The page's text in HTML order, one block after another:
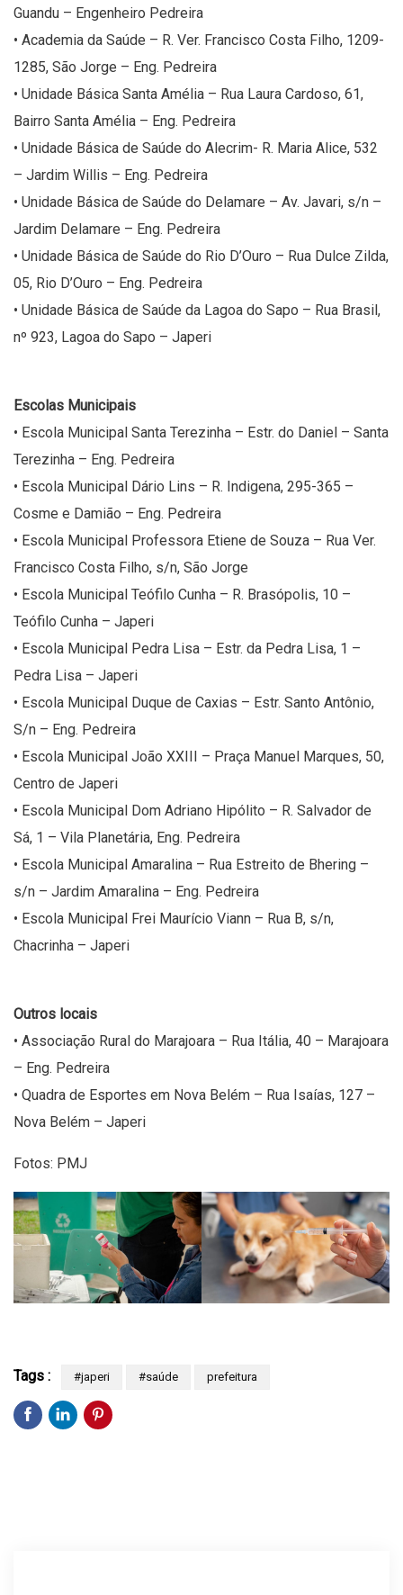
Guandu – Engenheiro Pedreira
• Academia da Saúde – R. Ver. Francisco Costa Filho, 1209-
1285, São Jorge – Eng. Pedreira
• Unidade Básica Santa Amélia – Rua Laura Cardoso, 61,
Bairro Santa Amélia – Eng. Pedreira
• Unidade Básica de Saúde do Alecrim- R. Maria Alice, 532
– Jardim Willis – Eng. Pedreira
• Unidade Básica de Saúde do Delamare – Av. Javari, s/n –
Jardim Delamare – Eng. Pedreira
• Unidade Básica de Saúde do Rio D’Ouro – Rua Dulce Zilda,
05, Rio D’Ouro – Eng. Pedreira
• Unidade Básica de Saúde da Lagoa do Sapo – Rua Brasil,
nº 923, Lagoa do Sapo – Japeri
Escolas Municipais
• Escola Municipal Santa Terezinha – Estr. do Daniel – Santa
Terezinha – Eng. Pedreira
• Escola Municipal Dário Lins – R. Indigena, 295-365 –
Cosme e Damião – Eng. Pedreira
• Escola Municipal Professora Etiene de Souza – Rua Ver.
Francisco Costa Filho, s/n, São Jorge
• Escola Municipal Teófilo Cunha – R. Brasópolis, 10 –
Teófilo Cunha – Japeri
• Escola Municipal Pedra Lisa – Estr. da Pedra Lisa, 1 –
Pedra Lisa – Japeri
• Escola Municipal Duque de Caxias – Estr. Santo Antônio,
S/n – Eng. Pedreira
• Escola Municipal João XXIII – Praça Manuel Marques, 50,
Centro de Japeri
• Escola Municipal Dom Adriano Hipólito – R. Salvador de
Sá, 1 – Vila Planetária, Eng. Pedreira
• Escola Municipal Amaralina – Rua Estreito de Bhering –
s/n – Jardim Amaralina – Eng. Pedreira
• Escola Municipal Frei Maurício Viann – Rua B, s/n,
Chacrinha – Japeri
Outros locais
• Associação Rural do Marajoara – Rua Itália, 40 – Marajoara
– Eng. Pedreira
• Quadra de Esportes em Nova Belém – Rua Isaías, 127 –
Nova Belém – Japeri
Fotos: PMJ
Tags : #japeri #saúde prefeitura